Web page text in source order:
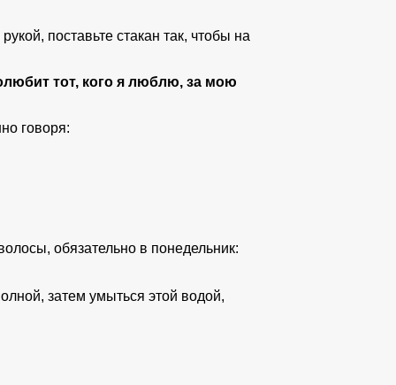
поставьте стакан так, чтобы на
тот, кого я люблю, за мою
говоря:
обязательно в понедельник:
затем умыться этой водой,